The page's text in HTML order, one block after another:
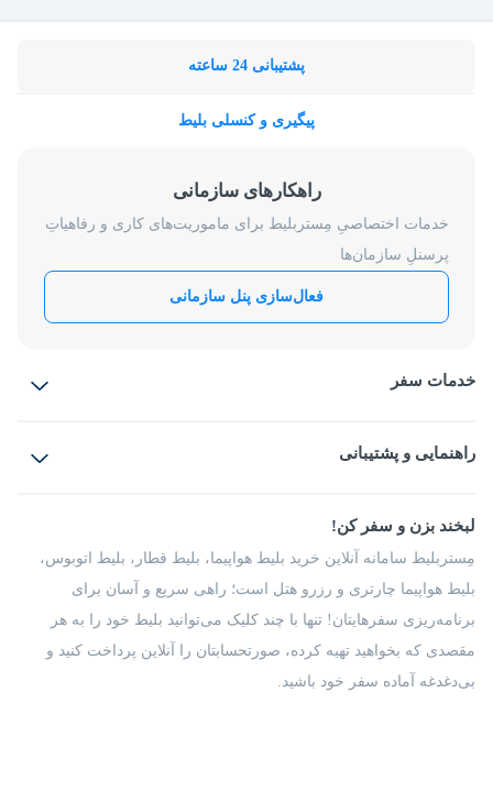
پشتیبانی 24 ساعته
پیگیری و کنسلی بلیط
راهکارهای سازمانی
خدمات اختصاصیِ مِستربلیط برای ماموریت‌های کاری و رفاهیاتِ
پرسنلِ سازمان‌ها
فعال‌سازی پنل سازمانی
خدمات سفر
بلیط قطار
راهنمایی و پشتیبانی
شرایط و مقررات
راهکار سازمانی
فرصت‌های شغلی
درباره ما
لبخند بزن و سفر کن!
مِستربلیط سامانه آنلاین خرید بلیط هواپیما، بلیط قطار، بلیط اتوبوس،
بلیط هواپیما چارتری و رزرو هتل است؛ راهی سریع و آسان برای
برنامه‌ریزی سفرهایتان! تنها با چند کلیک می‌توانید بلیط خود را به هر
مقصدی که بخواهید تهیه کرده، صورتحسابتان را آنلاین پرداخت کنید و
بی‌دغدغه آماده سفر خود باشید.